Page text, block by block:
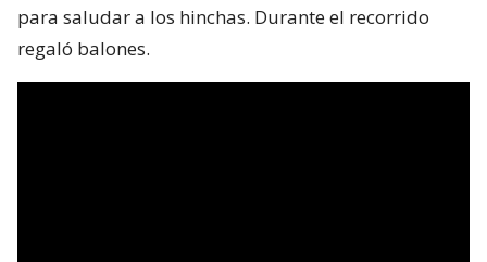
para saludar a los hinchas. Durante el recorrido
regaló balones.